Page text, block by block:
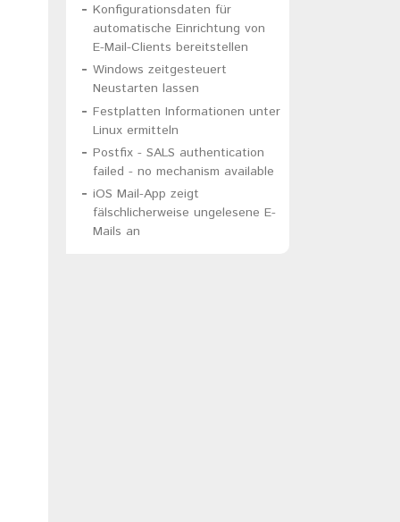
Konfigurationsdaten für
automatische Einrichtung von
E-Mail-Clients bereitstellen
Windows zeitgesteuert
Neustarten lassen
Festplatten Informationen unter
Linux ermitteln
Postfix - SALS authentication
failed - no mechanism available
iOS Mail-App zeigt
fälschlicherweise ungelesene E-
Mails an